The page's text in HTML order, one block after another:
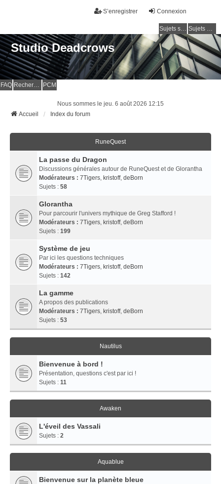
Connexion
S’enregistrer
Sujets sans réponse Sujets actifs
Studio Deadcrows
FAQ Rechercher PCM
Nous sommes le jeu. 6 août 2026 12:15
Accueil
Index du forum
RuneQuest
La passe du Dragon
Discussions générales autour de RuneQuest et de Glorantha
Modérateurs : 7Tigers, kristoff, deBorn
Sujets : 58
Glorantha
Pour parcourir l'univers mythique de Greg Stafford !
Modérateurs : 7Tigers, kristoff, deBorn
Sujets : 199
Système de jeu
Par ici les questions techniques
Modérateurs : 7Tigers, kristoff, deBorn
Sujets : 142
La gamme
A propos des publications
Modérateurs : 7Tigers, kristoff, deBorn
Sujets : 53
Nautilus
Bienvenue à bord !
Présentation, questions c'est par ici !
Sujets : 11
Awaken
L'éveil des Vassali
Sujets : 2
Aquablue
Bienvenue sur la planète bleue